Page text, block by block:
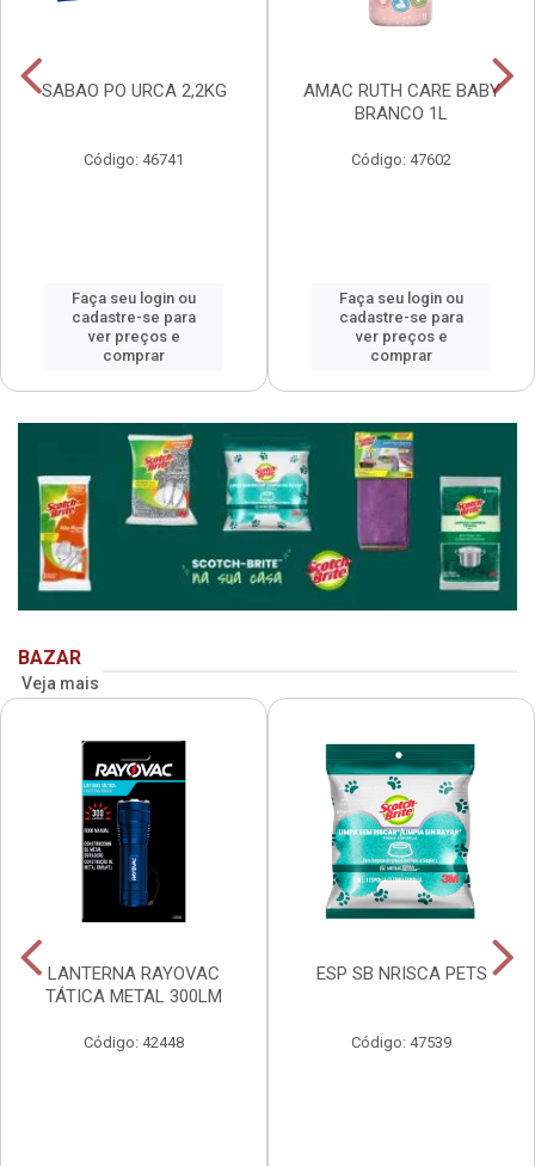
SABAO PO URCA 2,2KG
Código: 46741
Faça seu login ou
cadastre-se para
ver preços e
comprar
AMAC RUTH CARE BABY
BRANCO 1L
Código: 47602
Faça seu login ou
cadastre-se para
ver preços e
comprar
BAZAR
Veja mais
LANTERNA RAYOVAC
TÁTICA METAL 300LM
Código: 42448
ESP SB NRISCA PETS
Código: 47539